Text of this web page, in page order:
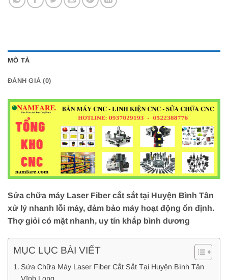
MÔ TẢ
ĐÁNH GIÁ (0)
Sửa chữa máy Laser Fiber cắt sắt tại Huyện Bình Tân
xử lý nhanh lỗi máy, đảm bảo máy hoạt động ổn định.
Thợ giỏi có mặt nhanh, uy tín khắp bình dương
MỤC LỤC BÀI VIẾT
Sửa Chữa Máy Laser Fiber Cắt Sắt Tại Huyện Bình Tân
Vĩnh Long